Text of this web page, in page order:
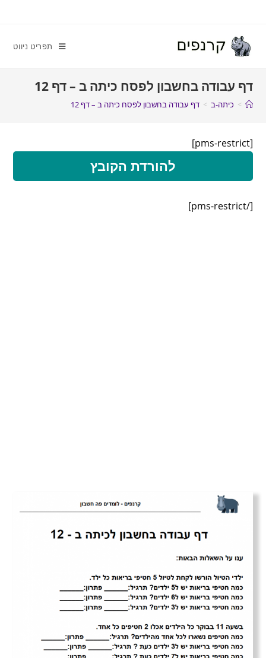
תפריט ניווט
דף עבודה בחשבון לפסח כיתה ב – דף 12
> כיתה-ב > דף עבודה בחשבון לפסח כיתה ב – דף 12
[pms-restrict]
להורדת הקובץ
[/pms-restrict]